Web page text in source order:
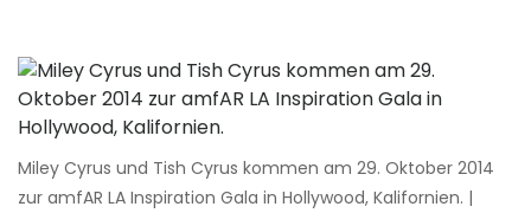
Miley Cyrus und Tish Cyrus kommen am 29. Oktober 2014
zur amfAR LA Inspiration Gala in Hollywood, Kalifornien. |